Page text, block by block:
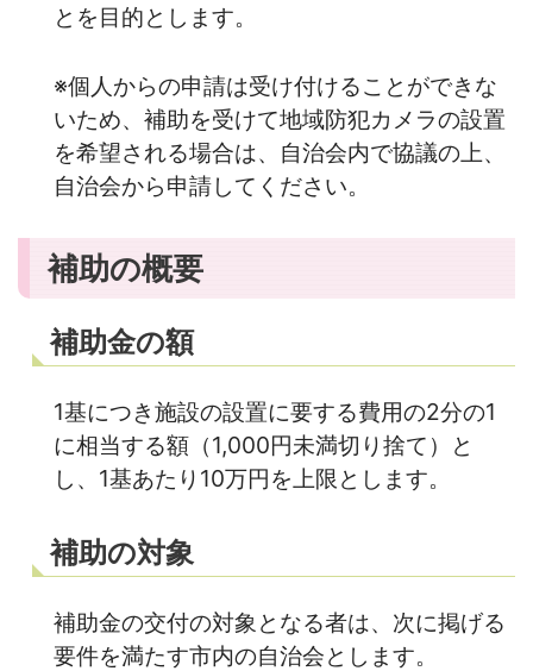
とを目的とします。
※個人からの申請は受け付けることができな
いため、補助を受けて地域防犯カメラの設置
を希望される場合は、自治会内で協議の上、
自治会から申請してください。
補助の概要
補助金の額
1基につき施設の設置に要する費用の2分の1
に相当する額（1,000円未満切り捨て）と
し、1基あたり10万円を上限とします。
補助の対象
補助金の交付の対象となる者は、次に掲げる
要件を満たす市内の自治会とします。